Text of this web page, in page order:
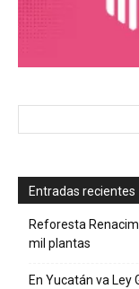
Entradas recientes
Reforesta
mil plantas
En Yucatán va Ley